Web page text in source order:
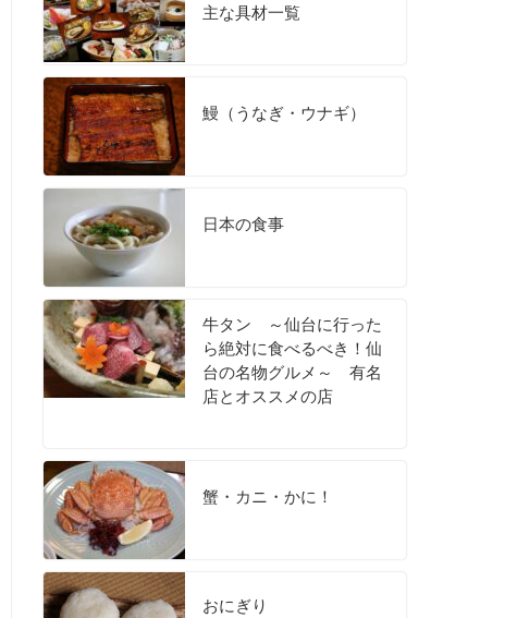
主な具材一覧
鰻（うなぎ・ウナギ）
日本の食事
牛タン ～仙台に行った
ら絶対に食べるべき！仙
台の名物グルメ～ 有名
店とオススメの店
蟹・カニ・かに！
おにぎり